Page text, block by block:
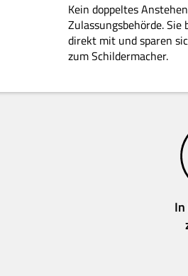
Kein doppeltes
Zulassungsbehörde.
direkt mit und sparen
zum Schildermacher.